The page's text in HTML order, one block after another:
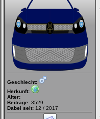
Geschlecht:
Herkunft:
Alter:
Beiträge: 3529
Dabei seit: 12 / 2017